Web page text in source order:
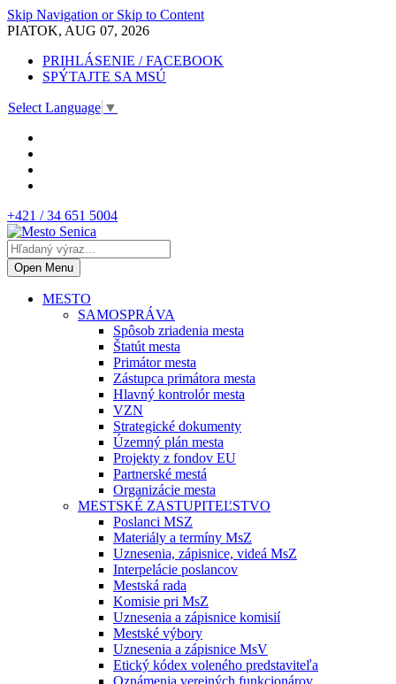
Skip Navigation or Skip to Content
PIATOK, AUG 07, 2026
PRIHLÁSENIE / FACEBOOK
SPÝTAJTE SA MSÚ
Select Language ▼
+421 / 34 651 5004
Open Menu
MESTO
SAMOSPRÁVA
Spôsob zriadenia mesta
Štatút mesta
Primátor mesta
Zástupca primátora mesta
Hlavný kontrolór mesta
VZN
Strategické dokumenty
Územný plán mesta
Projekty z fondov EU
Partnerské mestá
Organizácie mesta
MESTSKÉ ZASTUPITEĽSTVO
Poslanci MSZ
Materiály a termíny MsZ
Uznesenia, zápisnice, videá MsZ
Interpelácie poslancov
Mestská rada
Komisie pri MsZ
Uznesenia a zápisnice komisií
Mestské výbory
Uznesenia a zápisnice MsV
Etický kódex voleného predstaviteľa